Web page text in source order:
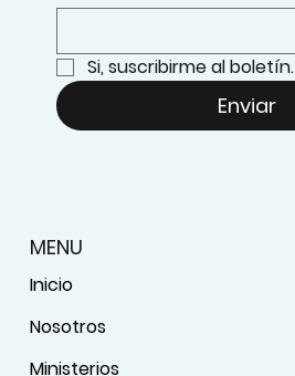
Si, suscribirme al boletín.
Enviar
MENU
Inicio
Nosotros
Ministerios